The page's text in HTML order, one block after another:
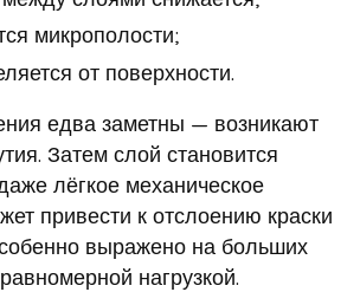
микрополости;
от поверхности.
едва заметны — возникают
Затем слой становится
лёгкое механическое
привести к отслоению краски
выражено на больших
нагрузкой.